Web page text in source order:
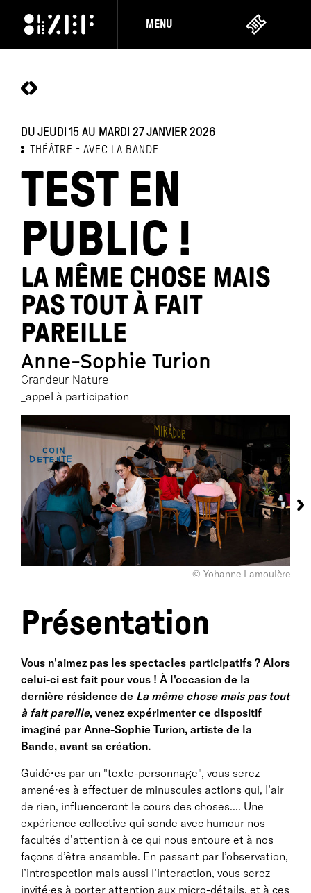
MENU
DU JEUDI 15 AU MARDI 27 JANVIER 2026
THÉÂTRE AVEC LA BANDE
TEST EN
PUBLIC !
LA MÊME CHOSE MAIS
PAS TOUT À FAIT
PAREILLE
Anne-Sophie Turion
Grandeur Nature
_appel à participation
© Yohanne Lamoulère
Présentation
Vous n'aimez pas les spectacles participatifs ? Alors
celui-ci est fait pour vous ! À l'occasion de la
dernière résidence de La même chose mais pas tout
à fait pareille, venez expérimenter ce dispositif
imaginé par Anne-Sophie Turion, artiste de la
Bande, avant sa création.
Guidé•es par un "texte-personnage", vous serez
amené•es à effectuer de minuscules actions qui, l’air
de rien, influenceront le cours des choses.... Une
expérience collective qui sonde avec humour nos
facultés d’attention à ce qui nous entoure et à nos
façons d’être ensemble. En passant par l’observation,
l’introspection mais aussi l’interaction, vous serez
invité·es à porter attention aux micro-détails, et à ces